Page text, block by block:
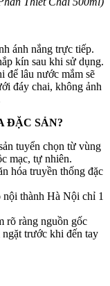
ánh nắng trực tiếp.
kín sau khi sử dụng.
để lâu nước mắm sẽ
đáy chai, không ảnh
ĐẶC SẢN?
tuyển chọn từ vùng
mạc, tự nhiên.
hóa truyền thống đặc
thành Hà Nội chỉ 1
rõ ràng nguồn gốc
trước khi đến tay